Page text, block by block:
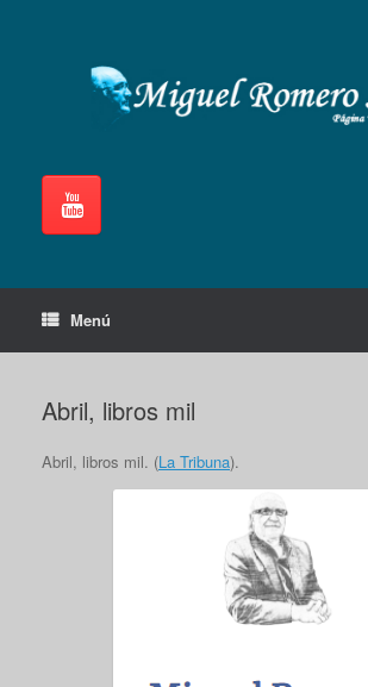
Menú
Abril, libros mil
Abril, libros mil. (La Tribuna).